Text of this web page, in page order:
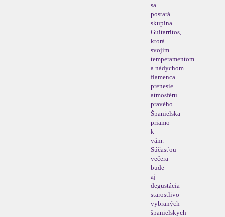
sa
postará
skupina
Guitarritos,
ktorá
svojim
temperamentom
a nádychom
flamenca
prenesie
atmosféru
pravého
Španielska
priamo
k
vám.
Súčasťou
večera
bude
aj
degustácia
starostlivo
vybraných
španielskych